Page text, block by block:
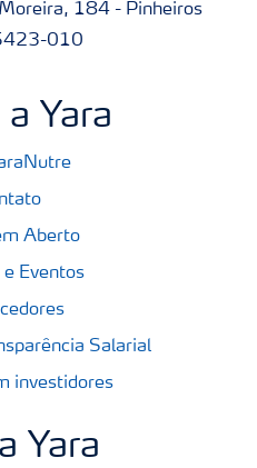
184 - Pinheiros
010
Yara
Aberto
Eventos
Salarial
investidores
Yara